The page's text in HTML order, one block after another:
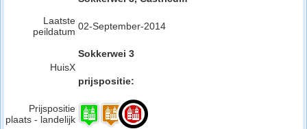
Laatste
peildatum 02-September-2014
HuisX
Sokkerwei 3
prijspositie:
Prijspositie
plaats - landelijk